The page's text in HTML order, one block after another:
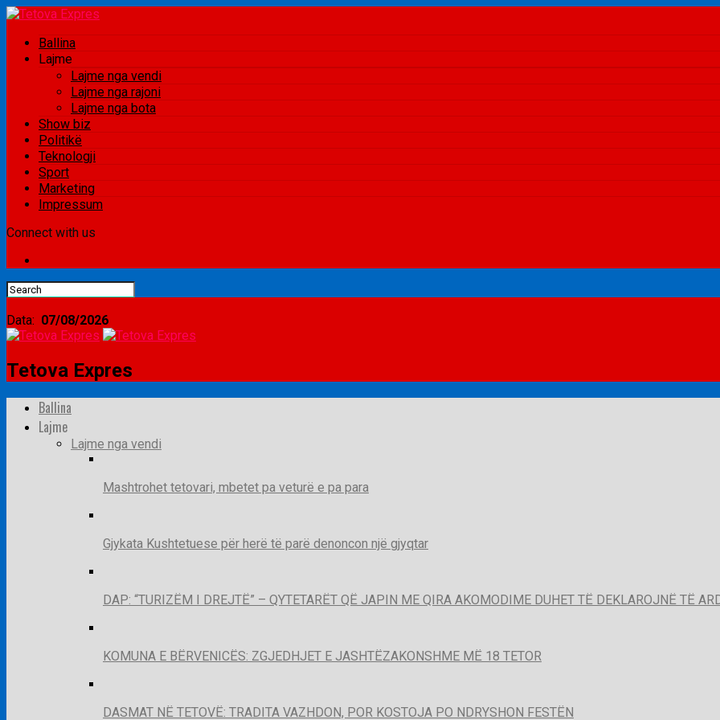
Ballina
Lajme
Lajme nga vendi
Lajme nga rajoni
Lajme nga bota
Show biz
Politikë
Teknologji
Sport
Marketing
Impressum
Connect with us
Data: 07/08/2026
Tetova Expres
Ballina
Lajme
Lajme nga vendi
Mashtrohet tetovari, mbetet pa veturë e pa para
Gjykata Kushtetuese për herë të parë denoncon një gjyqtar
DAP: “TURIZËM I DREJTË” – QYTETARËT QË JAPIN ME QIRA AKOMODIME DUHET TË DEKLAROJNË TË
KOMUNA E BËRVENICËS: ZGJEDHJET E JASHTËZAKONSHME MË 18 TETOR
DASMAT NË TETOVË: TRADITA VAZHDON, POR KOSTOJA PO NDRYSHON FESTËN